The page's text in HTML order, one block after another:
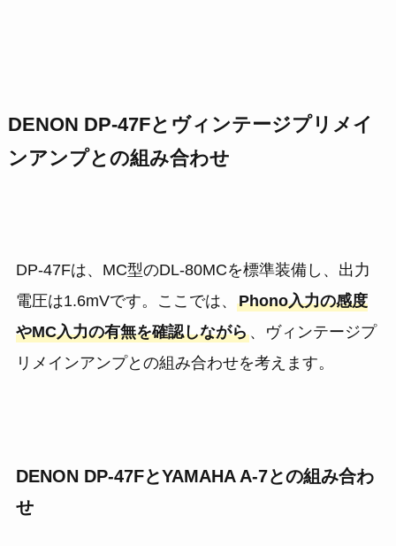
DENON DP-47Fとヴィンテージプリメイ
ンアンプとの組み合わせ
DP-47Fは、MC型のDL-80MCを標準装備し、出力
電圧は1.6mVです。ここでは、 Phono入力の感度
やMC入力の有無を確認しながら、ヴィンテージプ
リメインアンプとの組み合わせを考えます。
DENON DP-47FとYAMAHA A-7との組み合わ
せ